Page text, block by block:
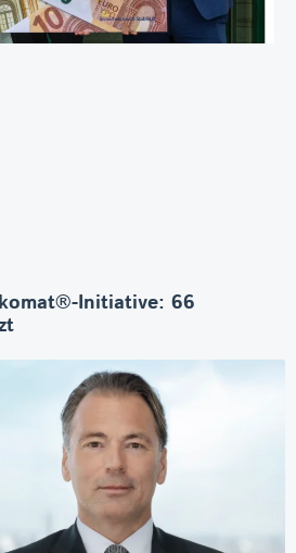
Initiative: 66